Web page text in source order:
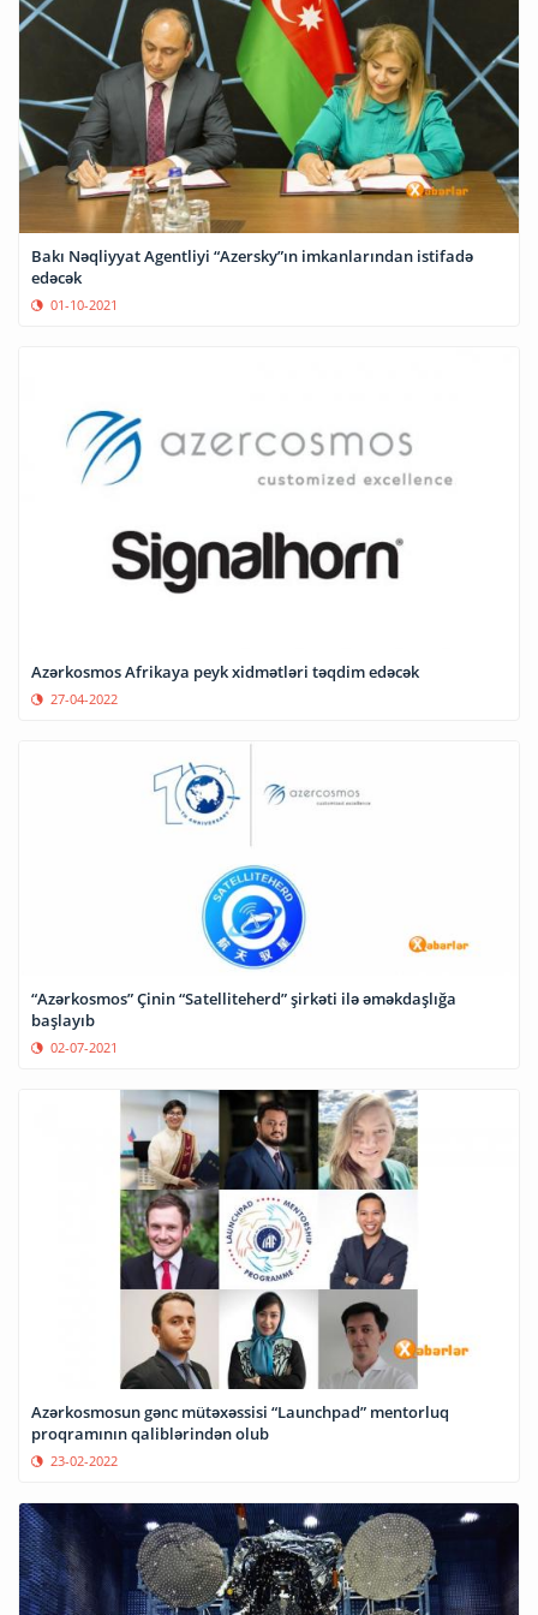
Bakı Nəqliyyat Agentliyi “Azersky”ın imkanlarından istifadə
edəcək
01-10-2021
Azərkosmos Afrikaya peyk xidmətləri təqdim edəcək
27-04-2022
“Azərkosmos” Çinin “Satelliteherd” şirkəti ilə əməkdaşlığa
başlayıb
02-07-2021
Azərkosmosun gənc mütəxəssisi “Launchpad” mentorluq
proqramının qaliblərindən olub
23-02-2022